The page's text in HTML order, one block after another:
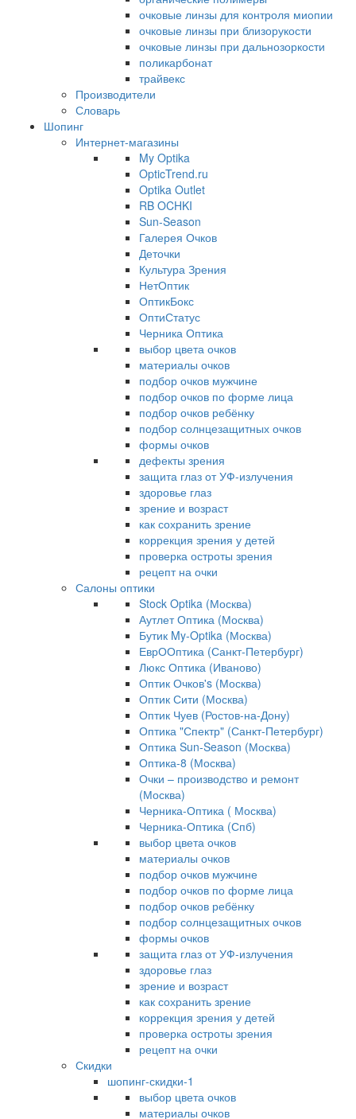
очковые линзы для контроля миопии
очковые линзы при близорукости
очковые линзы при дальнозоркости
поликарбонат
трайвекс
Производители
Словарь
Шопинг
Интернет-магазины
My Optika
OpticTrend.ru
Optika Outlet
RB OCHKI
Sun-Season
Галерея Очков
Деточки
Культура Зрения
НетОптик
ОптикБокс
ОптиСтатус
Черника Оптика
выбор цвета очков
материалы очков
подбор очков мужчине
подбор очков по форме лица
подбор очков ребёнку
подбор солнцезащитных очков
формы очков
дефекты зрения
защита глаз от УФ-излучения
здоровье глаз
зрение и возраст
как сохранить зрение
коррекция зрения у детей
проверка остроты зрения
рецепт на очки
Салоны оптики
Stock Optika (Москва)
Аутлет Оптика (Москва)
Бутик My-Optika (Москва)
ЕврООптика (Санкт-Петербург)
Люкс Оптика (Иваново)
Оптик Очков's (Москва)
Оптик Сити (Москва)
Оптик Чуев (Ростов-на-Дону)
Оптика "Спектр" (Санкт-Петербург)
Оптика Sun-Season (Москва)
Оптика-8 (Москва)
Очки – производство и ремонт
(Москва)
Черника-Оптика ( Москва)
Черника-Оптика (Спб)
выбор цвета очков
материалы очков
подбор очков мужчине
подбор очков по форме лица
подбор очков ребёнку
подбор солнцезащитных очков
формы очков
защита глаз от УФ-излучения
здоровье глаз
зрение и возраст
как сохранить зрение
коррекция зрения у детей
проверка остроты зрения
рецепт на очки
Скидки
шопинг-скидки-1
выбор цвета очков
материалы очков